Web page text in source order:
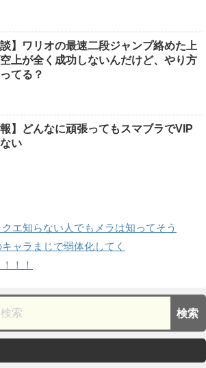
談】ワリオの最速二段ジャンプ絡めた上
上が全く成功しないんだけど、やり方
てる？
報】どんなに頑張ってもスマブラでVIP
い
クエ知らない人でもメラは知ってそう
キャラまじで弱体化してく
！！